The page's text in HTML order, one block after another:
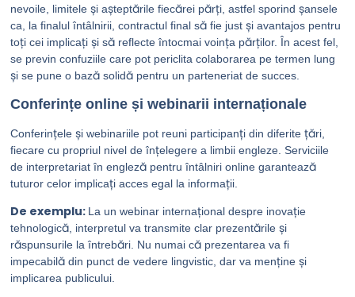
nevoile, limitele și așteptările fiecărei părți, astfel sporind șansele
ca, la finalul întâlnirii, contractul final să fie just și avantajos pentru
toți cei implicați și să reflecte întocmai voința părților. În acest fel,
se previn confuziile care pot periclita colaborarea pe termen lung
și se pune o bază solidă pentru un parteneriat de succes.
Conferințe online și webinarii internaționale
Conferințele și webinariile pot reuni participanți din diferite țări,
fiecare cu propriul nivel de înțelegere a limbii engleze. Serviciile
de interpretariat în engleză pentru întâlniri online garantează
tuturor celor implicați acces egal la informații.
De exemplu: La un webinar internațional despre inovație
tehnologică, interpretul va transmite clar prezentările și
răspunsurile la întrebări. Nu numai că prezentarea va fi
impecabilă din punct de vedere lingvistic, dar va menține și
implicarea publicului.